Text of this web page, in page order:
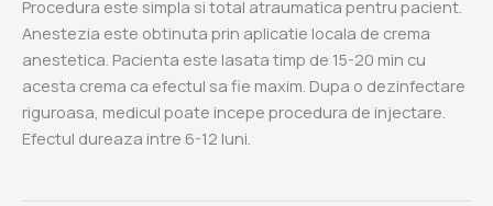
Procedura este simpla si total atraumatica pentru pacient.
Anestezia este obtinuta prin aplicatie locala de crema
anestetica. Pacienta este lasata timp de 15-20 min cu
acesta crema ca efectul sa fie maxim. Dupa o dezinfectare
riguroasa, medicul poate incepe procedura de injectare.
Efectul dureaza intre 6-12 luni.